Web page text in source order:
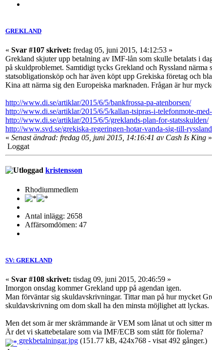
GREKLAND
« Svar #107 skrivet: fredag 05, juni 2015, 14:12:53 »
Grekland skjuter upp betalning av IMF-lån som skulle betalats i
på skuldproblemet. Samtidigt tycks Grekland och Ryssland
statsobligationsköp och har även köpt upp Grekiska företag och
Kina att närma sig den Europeiska marknaden. Frågan är hur
http://www.di.se/artiklar/2015/6/5/bankfrossa-pa-atenborsen/
http://www.di.se/artiklar/2015/6/5/kallan-tsipras-i-telefonmote-
http://www.di.se/artiklar/2015/6/5/greklands-plan-for-statsskulden/
http://www.svd.se/grekiska-regeringen-hotar-vanda-sig-till-
« Senast ändrad: fredag 05, juni 2015, 14:16:41 av Cash Is King »
Loggat
kristensson
Rhodiummedlem
Antal inlägg: 2658
Affärsomdömen: 47
SV: GREKLAND
« Svar #108 skrivet: tisdag 09, juni 2015, 20:46:59 »
Imorgon onsdag kommer Grekland upp på agendan igen.
Man förväntar sig skuldavskrivningar. Tittar man på hur mycket
skuldavskrivning om dom skall ha den minsta möjlighet att lyckas.
Men det som är mer skrämmande är VEM som lånat ut och sitter
Är det vi skattebetalare som via IMF/ECB som stått för fiolerna?
grekbetalningar.jpg (151.77 kB, 424x768 - visat 492 gånger.)